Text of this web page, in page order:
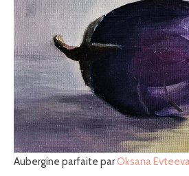
Aubergine parfaite parOksana